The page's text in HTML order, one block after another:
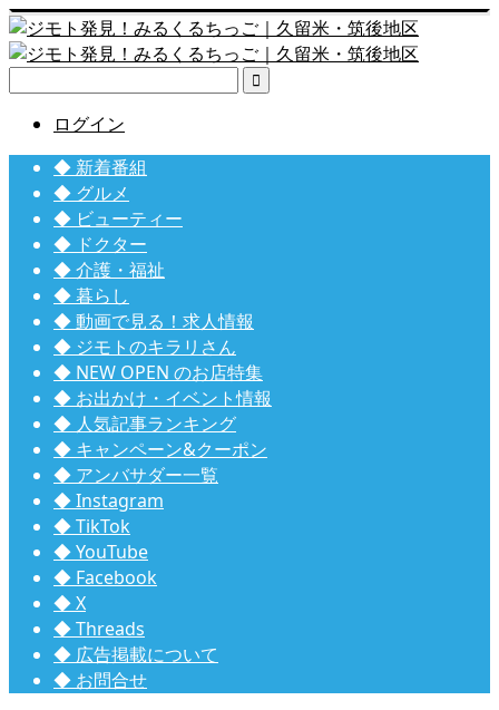

ログイン
◆ 新着番組
◆ グルメ
◆ ビューティー
◆ ドクター
◆ 介護・福祉
◆ 暮らし
◆ 動画で見る！求人情報
◆ ジモトのキラリさん
◆ NEW OPEN のお店特集
◆ お出かけ・イベント情報
◆ 人気記事ランキング
◆ キャンペーン&クーポン
◆ アンバサダー一覧
◆ Instagram
◆ TikTok
◆ YouTube
◆ Facebook
◆ X
◆ Threads
◆ 広告掲載について
◆ お問合せ